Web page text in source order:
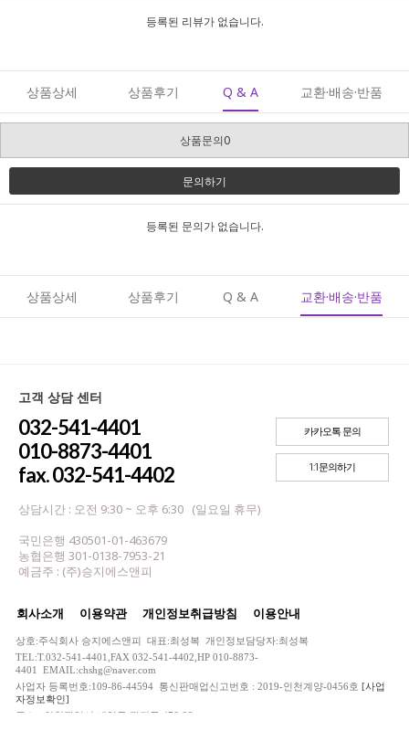
등록된 리뷰가 없습니다.
상품상세 상품후기 Q & A 교환·배송·반품
상품문의0
문의하기
등록된 문의가 없습니다.
상품상세 상품후기 Q & A 교환·배송·반품
고객 상담 센터
032-541-4401
010-8873-4401
fax. 032-541-4402
상담시간 : 오전 9:30 ~ 오후 6:30 (일요일 휴무)
국민은행 430501-01-463679
농협은행 301-0138-7953-21
예금주 : (주)승지에스앤피
카카오톡 문의
1:1문의하기
회사소개 이용약관 개인정보취급방침 이용안내
상호:주식회사 승지에스앤피 대표:최성복 개인정보담당자:최성복
TEL:T.032-541-4401,FAX 032-541-4402,HP 010-8873-
4401 EMAIL:chshg@naver.com
사업자 등록번호:109-86-44594 통신판매업신고번호 : 2019-인천계양-0456호 [사업
자정보확인]
주소 : 인천광역시 계양구 작전동 476-22